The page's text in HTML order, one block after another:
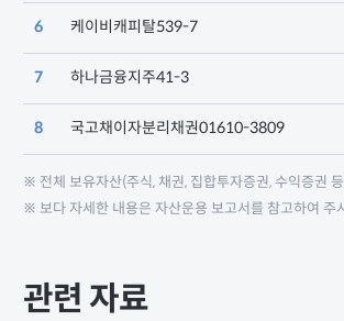
6 케이비캐피탈539-7
7 하나금융지주41-3
8 국고채이자분리채권01610-3809
※ 전체 보유자산(주식, 채권, 집합투자증권, 수익증권
※ 보다 자세한 내용은 자산운용 보고서를 참고하여 주
관련 자료